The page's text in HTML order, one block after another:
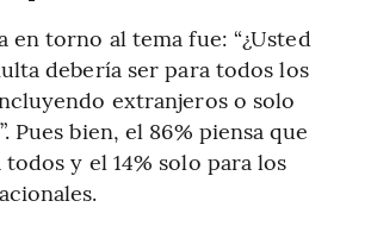
en torno al tema fue: “¿Usted
debería ser para todos los
extranjeros o solo
Pues bien, el 86% piensa que
y el 14% solo para los